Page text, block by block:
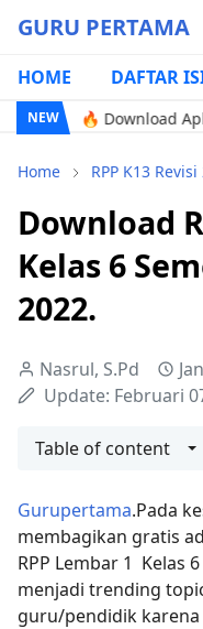
GURU PERTAMA
HOME DAFTAR
NEW
🔥 Download Aplikasi
Home RPP K13
Download
Kelas 6
2022.
Nasrul, S.Pd
Update: Februari
Table of content
Gurupertama.Pada
membagikan gratis
RPP Lembar 1 Kelas
menjadi trending
guru/pendidik karena